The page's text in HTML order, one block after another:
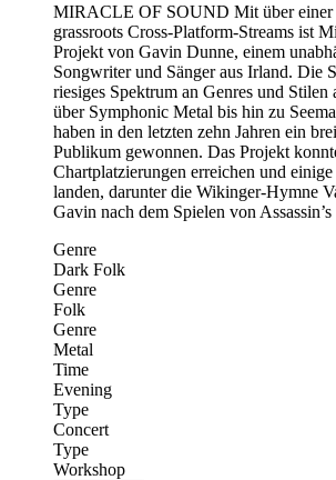
MIRACLE OF SOUND Mit über einer
grassroots Cross-Platform-Streams ist
Projekt von Gavin Dunne, einem
Songwriter und Sänger aus Irland. Die
riesiges Spektrum an Genres und
über Symphonic Metal bis hin zu
haben in den letzten zehn Jahren ein
Publikum gewonnen. Das Projekt
Chartplatzierungen erreichen und
landen, darunter die Wikinger-Hymne
Gavin nach dem Spielen von
Genre
Dark Folk
Genre
Folk
Genre
Metal
Time
Evening
Type
Concert
Type
Workshop